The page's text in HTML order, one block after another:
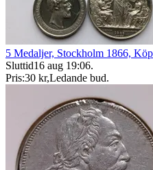
5 Medaljer, Stockholm 1866,
Sluttid16 aug 19:06.
Pris:30 kr,Ledande bud.